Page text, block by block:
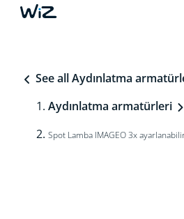
See all Aydınlatma
Aydınlatma armatürleri
Spot Lamba IMAGEO 3x